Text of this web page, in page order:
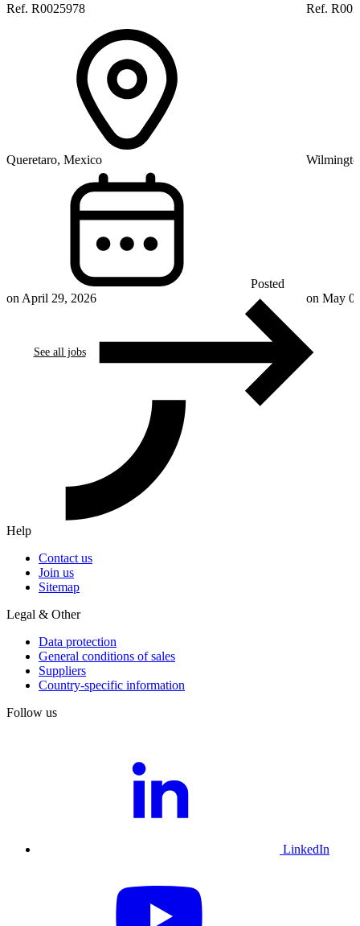
Ref. R0025978
Queretaro, Mexico
Posted
on April 29, 2026
Ref.
on May
See all jobs
Help
Contact us
Join us
Sitemap
Legal & Other
Data protection
General conditions of sales
Suppliers
Country-specific information
Follow us
LinkedIn